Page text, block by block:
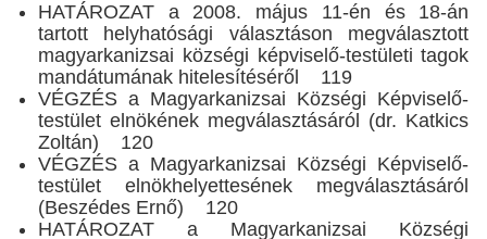
HATÁROZAT a 2008. május 11-én és 18-án
tartott helyhatósági választáson megválasztott
magyarkanizsai községi képviselő-testületi tagok
mandátumának hitelesítéséről 119
VÉGZÉS a Magyarkanizsai Községi Képviselő-
testület elnökének megválasztásáról (dr. Katkics
Zoltán) 120
VÉGZÉS a Magyarkanizsai Községi Képviselő-
testület elnökhelyettesének megválasztásáról
(Beszédes Ernő) 120
HATÁROZAT a Magyarkanizsai Községi